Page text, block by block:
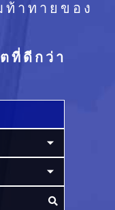
าทายของ
ที่ดีกว่า